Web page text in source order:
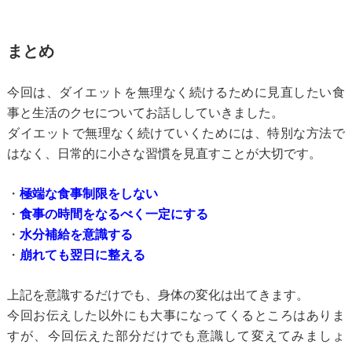
まとめ
今回は、ダイエットを無理なく続けるために見直したい食
事と生活のクセについてお話ししていきました。
ダイエットで無理なく続けていくためには、特別な方法で
はなく、
日常的に小さな習慣を見直すことが大切です。
・ 極端な食事制限をしない
・ 食事の時間をなるべく一定にする
・ 水分補給を意識する
・ 崩れても翌日に整える
上記を意識するだけでも、身体の変化は出てきます。
今回お伝えした以外にも大事になってくるところはありま
すが、 今回伝えた部分だけでも意識して変えてみましょ